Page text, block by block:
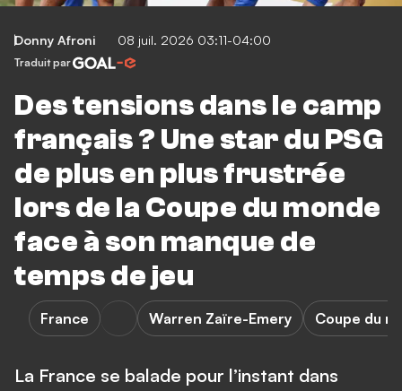
Donny Afroni 08 juil. 2026 03:11-04:00
Traduit par
Des tensions dans le camp
français ? Une star du PSG
de plus en plus frustrée
lors de la Coupe du monde
face à son manque de
temps de jeu
France Warren Zaïre-Emery Coupe du
La France se balade pour l’instant dans